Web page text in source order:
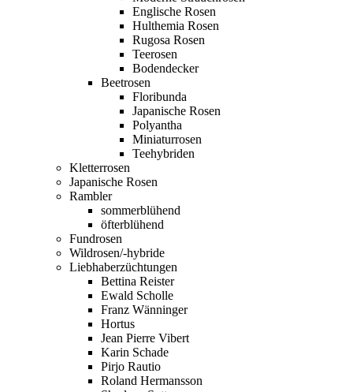
Englische Rosen
Hulthemia Rosen
Rugosa Rosen
Teerosen
Bodendecker
Beetrosen
Floribunda
Japanische Rosen
Polyantha
Miniaturrosen
Teehybriden
Kletterrosen
Japanische Rosen
Rambler
sommerblühend
öfterblühend
Fundrosen
Wildrosen/-hybride
Liebhaberzüchtungen
Bettina Reister
Ewald Scholle
Franz Wänninger
Hortus
Jean Pierre Vibert
Karin Schade
Pirjo Rautio
Roland Hermansson